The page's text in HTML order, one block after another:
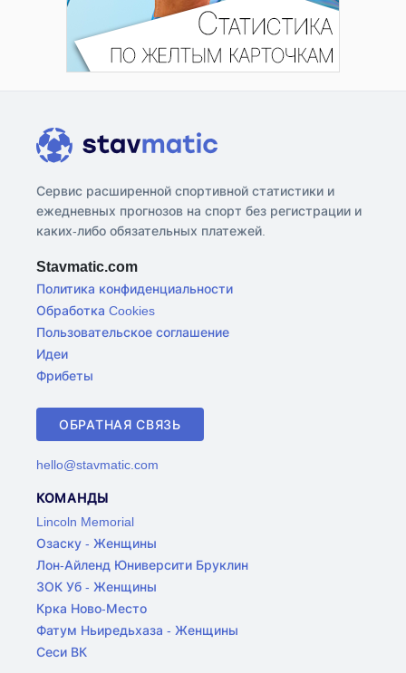
Сервис расширенной спортивной статистики и
ежедневных прогнозов на спорт без регистрации и
каких-либо обязательных платежей.
Stavmatic.com
Политика конфиденциальности
Обработка Cookies
Пользовательское соглашение
Идеи
Фрибеты
ОБРАТНАЯ СВЯЗЬ
hello@stavmatic.com
КОМАНДЫ
Lincoln Memorial
Озаску - Женщины
Лон-Айленд Юниверсити Бруклин
ЗОК Уб - Женщины
Крка Ново-Место
Фатум Ньиредьхаза - Женщины
Сеси ВК